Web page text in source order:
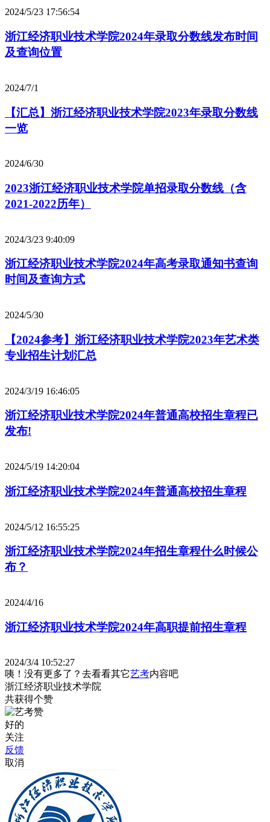
2024/5/23 17:56:54
浙江经济职业技术学院2024年录取分数线发布时间
及查询位置
2024/7/1
【汇总】浙江经济职业技术学院2023年录取分数线
一览
2024/6/30
2023浙江经济职业技术学院单招录取分数线（含
2021-2022历年）
2024/3/23 9:40:09
浙江经济职业技术学院2024年高考录取通知书查询
时间及查询方式
2024/5/30
【2024参考】浙江经济职业技术学院2023年艺术类
专业招生计划汇总
2024/3/19 16:46:05
浙江经济职业技术学院2024年普通高校招生章程已
发布!
2024/5/19 14:20:04
浙江经济职业技术学院2024年普通高校招生章程
2024/5/12 16:55:25
浙江经济职业技术学院2024年招生章程什么时候公
布？
2024/4/16
浙江经济职业技术学院2024年高职提前招生章程
2024/3/4 10:52:27
咦！没有更多了？去看看其它艺考内容吧
浙江经济职业技术学院
共获得个赞
好的
关注
反馈
取消